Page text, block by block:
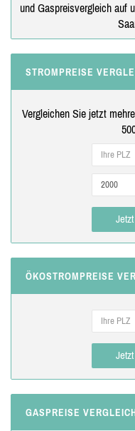
und Gaspreisvergleich auf
STROMPREISE
Vergleichen Sie jetzt
ÖKOSTROMPREISE
GASPREISE